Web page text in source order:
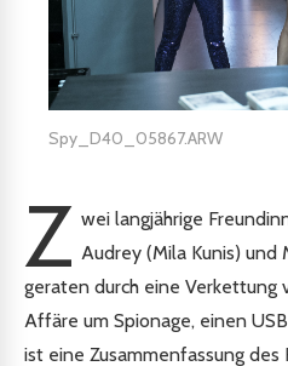
Spy_D40_05867.ARW
Z wei langjährige
Audrey (Mila Kunis) und
geraten durch eine Verkettung
Affäre um Spionage, einen
ist eine Zusammenfassung des